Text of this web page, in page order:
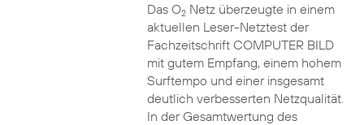
Das O2Netz überzeugte in einem
aktuellen Leser-Netztest der
Fachzeitschrift COMPUTER BILD
mit gutem Empfang, einem hohem
Surftempo und einer insgesamt
deutlich verbesserten Netzqualität.
In der Gesamtwertung des